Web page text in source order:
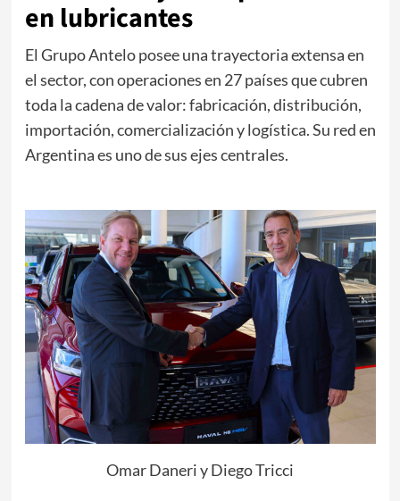
en lubricantes
El Grupo Antelo posee una trayectoria extensa en
el sector, con operaciones en 27 países que cubren
toda la cadena de valor: fabricación, distribución,
importación, comercialización y logística. Su red en
Argentina es uno de sus ejes centrales.
Omar Daneri y Diego Tricci